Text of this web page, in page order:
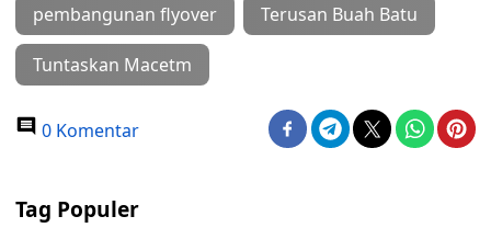
pembangunan flyover Terusan Buah Batu
Tuntaskan Macetm
0 Komentar
Tag Populer